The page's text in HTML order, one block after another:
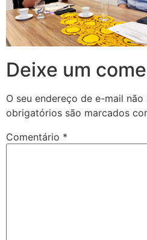
Deixe um
O seu endereço de e-mail
obrigatórios são marcados
Comentário *